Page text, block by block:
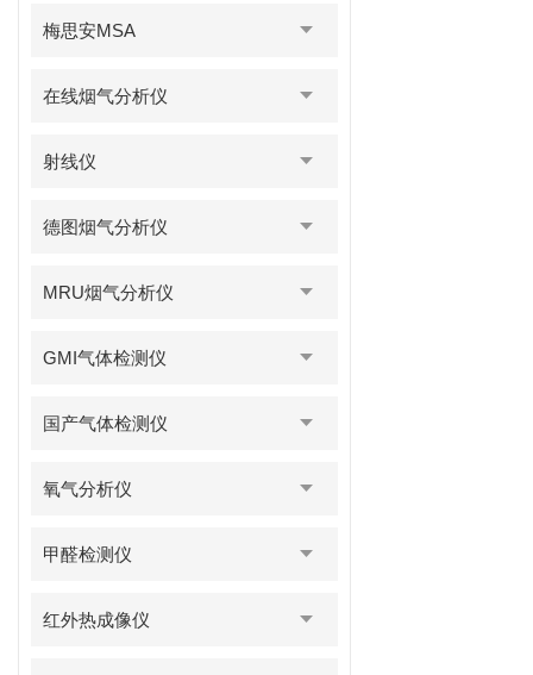
梅思安MSA
在线烟气分析仪
射线仪
德图烟气分析仪
MRU烟气分析仪
GMI气体检测仪
国产气体检测仪
氧气分析仪
甲醛检测仪
红外热成像仪